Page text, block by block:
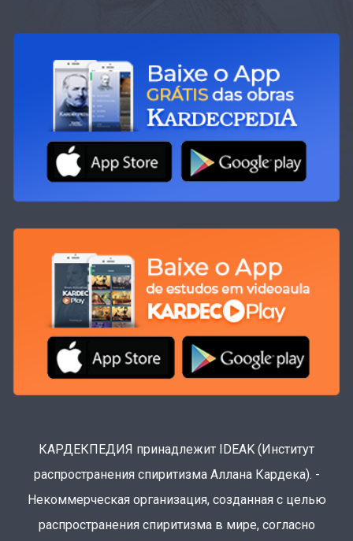
КАРДЕКПЕДИЯ принадлежит IDEAK (Институт
распространения спиритизма Аллана Кардека). -
Некоммерческая организация, созданная с целью
распространения спиритизма в мире, согласно